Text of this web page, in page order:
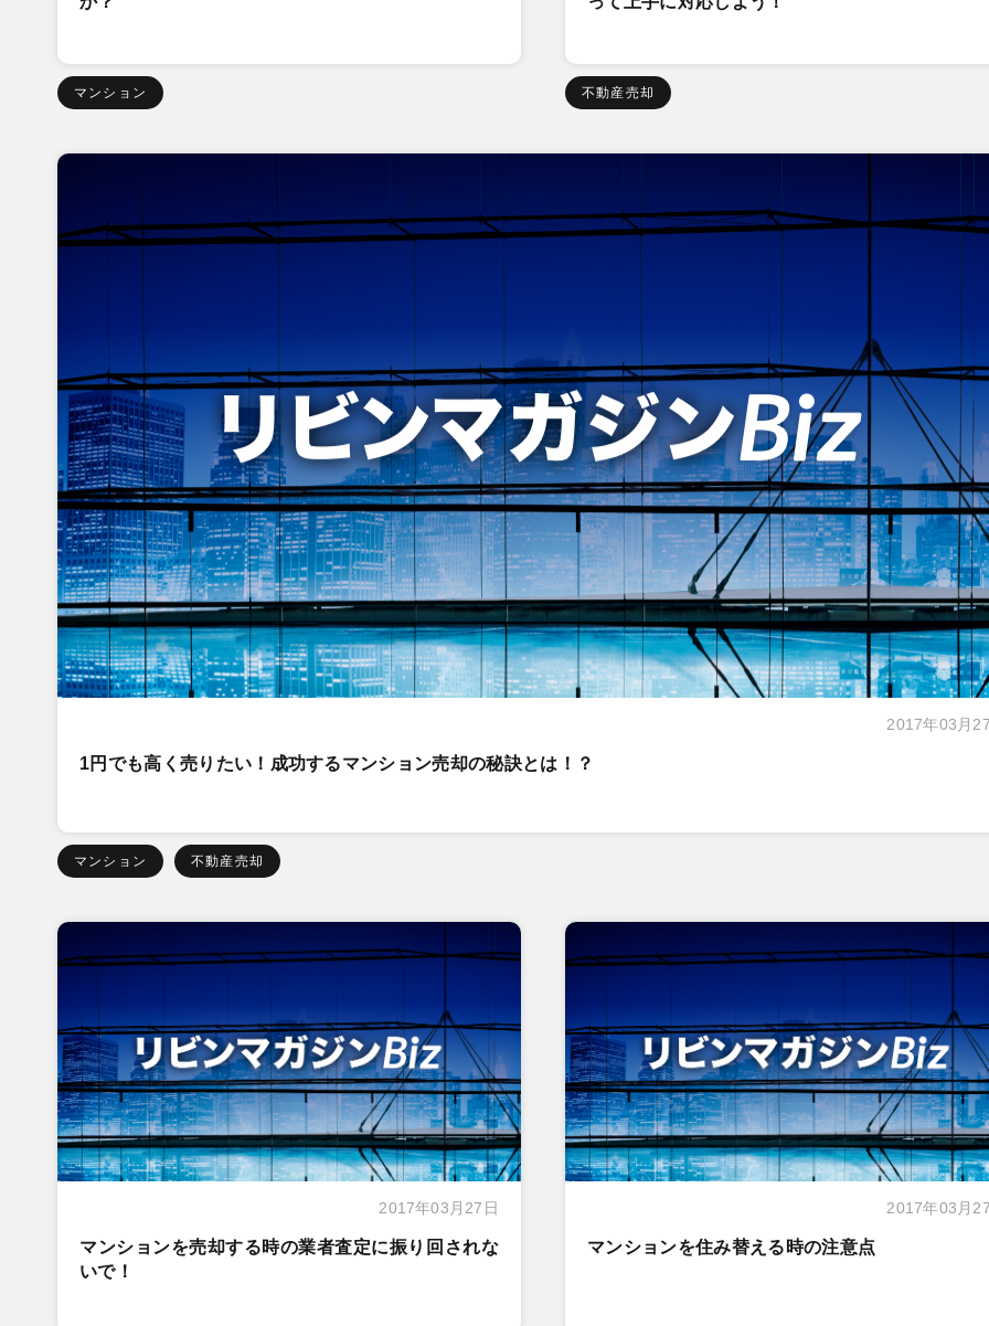
マンション 不動産売却
2017年03月
1円でも高く売りたい！成功するマンション売却の秘訣とは！？
マンション 不動産売却
2017年03月27日
マンションを売却する時の業者査定に振り回されな
いで！
2017年03月
マンションを住み替える時の注意点